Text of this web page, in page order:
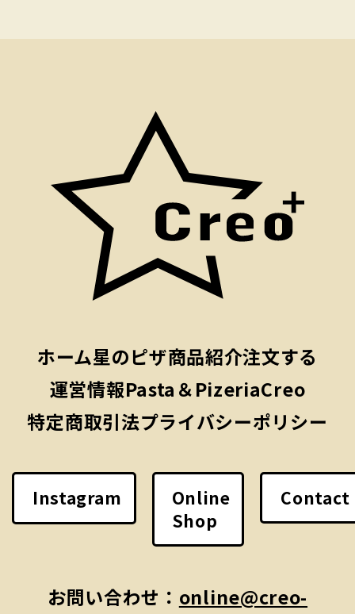
ホーム星のピザ商品紹介注文する
運営情報Pasta＆PizeriaCreo
特定商取引法プライバシーポリシー
Instagram
Online
Shop
Contact
お問い合わせ： online@creo-